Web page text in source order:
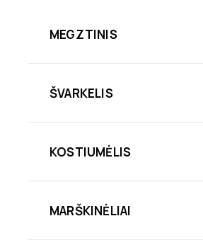
MEGZTINIS
ŠVARKELIS
KOSTIUMĖLIS
MARŠKINĖLIAI